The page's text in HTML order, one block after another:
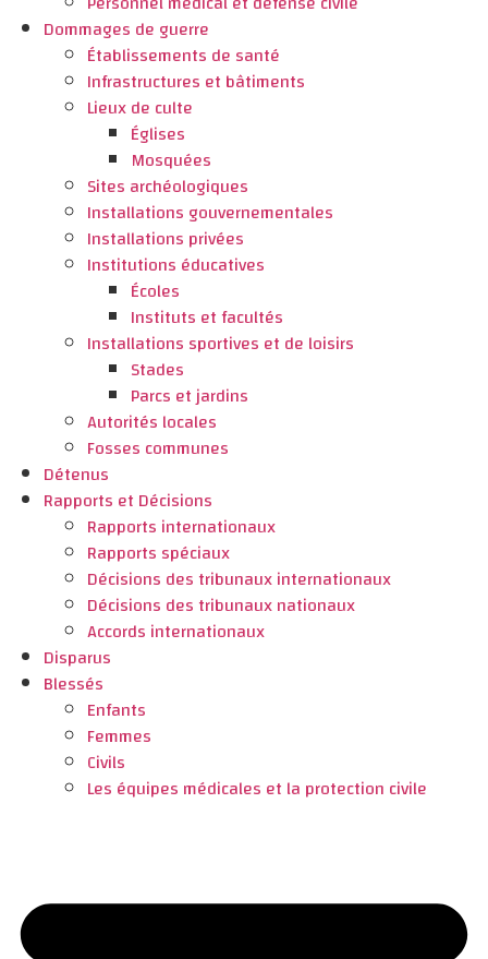
Dommages de guerre
Établissements de santé
Infrastructures et bâtiments
Lieux de culte
Églises
Mosquées
Sites archéologiques
Installations gouvernementales
Installations privées
Institutions éducatives
Écoles
Instituts et facultés
Installations sportives et de loisirs
Stades
Parcs et jardins
Autorités locales
Fosses communes
Détenus
Rapports et Décisions
Rapports internationaux
Rapports spéciaux
Décisions des tribunaux internationaux
Décisions des tribunaux nationaux
Accords internationaux
Disparus
Blessés
Enfants
Femmes
Civils
Les équipes médicales et la protection civile